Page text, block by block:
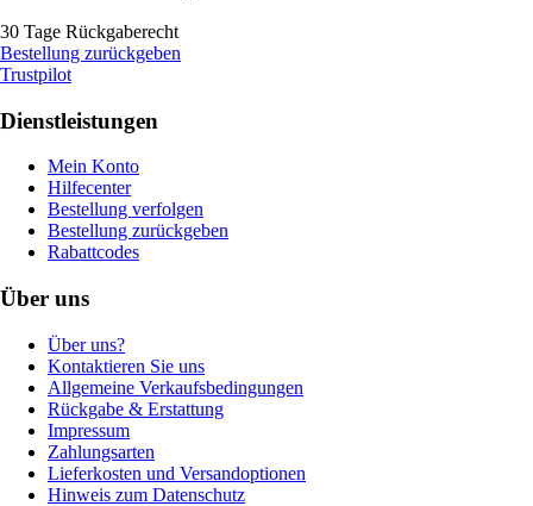
30 Tage Rückgaberecht
Bestellung zurückgeben
Trustpilot
Dienstleistungen
Mein Konto
Hilfecenter
Bestellung verfolgen
Bestellung zurückgeben
Rabattcodes
Über uns
Über uns?
Kontaktieren Sie uns
Allgemeine Verkaufsbedingungen
Rückgabe & Erstattung
Impressum
Zahlungsarten
Lieferkosten und Versandoptionen
Hinweis zum Datenschutz